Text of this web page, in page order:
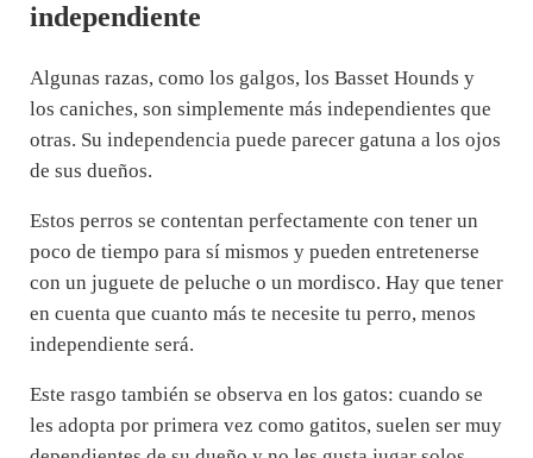
independiente
Algunas razas, como los galgos, los Basset Hounds y
los caniches, son simplemente más independientes que
otras. Su independencia puede parecer gatuna a los ojos
de sus dueños.
Estos perros se contentan perfectamente con tener un
poco de tiempo para sí mismos y pueden entretenerse
con un juguete de peluche o un mordisco. Hay que tener
en cuenta que cuanto más te necesite tu perro, menos
independiente será.
Este rasgo también se observa en los gatos: cuando se
les adopta por primera vez como gatitos, suelen ser muy